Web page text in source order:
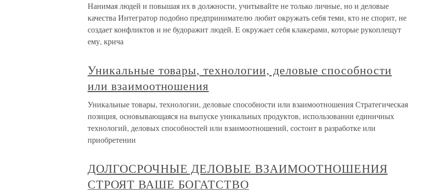
Нанимая людей и повышая их в должности, учитывайте не только личные, но и деловые
качества Интегратор подобно предпринимателю любит окружать себя теми, кто не спорит, не
создает конфликтов и не будоражит людей. E окружает себя клакерами, которые рукоплещут
ему, крича
Уникальные товары, технологии, деловые способности
или взаимоотношения
Уникальные товары, технологии, деловые способности или взаимоотношения Стратегическая
позиция, основывающаяся на выпуске уникальных продуктов, использовании единичных
технологий, деловых способностей или взаимоотношений, состоит в разработке или
приобретении
ДОЛГОСРОЧНЫЕ ДЕЛОВЫЕ ВЗАИМООТНОШЕНИЯ
СТРОЯТ ВАШЕ БОГАТСТВО